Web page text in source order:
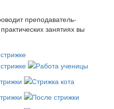
преподаватель-
занятиях вы